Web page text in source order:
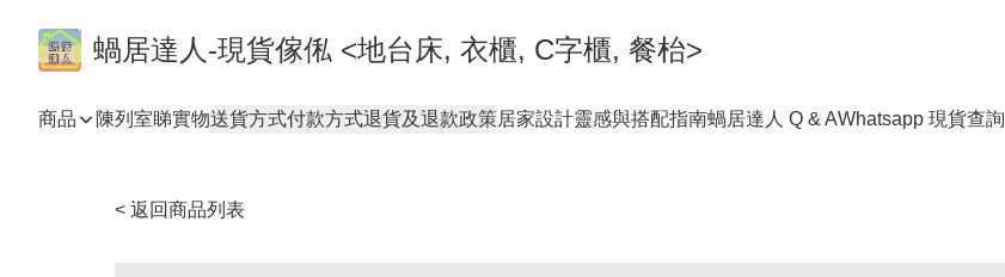
蝸居達人-現貨傢俬 <地台床, 衣櫃, C字櫃, 餐枱>
商品 陳列室睇實物送貨方式付款方式退貨及退款政策居家設計靈感與搭配指南蝸居達人 Q & AWhatsapp 現貨查詢
< 返回商品列表